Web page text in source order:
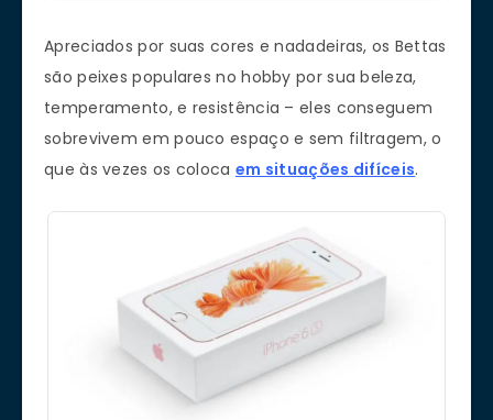
Apreciados por suas cores e nadadeiras, os Bettas
são peixes populares no hobby por sua beleza,
temperamento, e resistência – eles conseguem
sobrevivem em pouco espaço e sem filtragem, o
que às vezes os coloca em situações difíceis.